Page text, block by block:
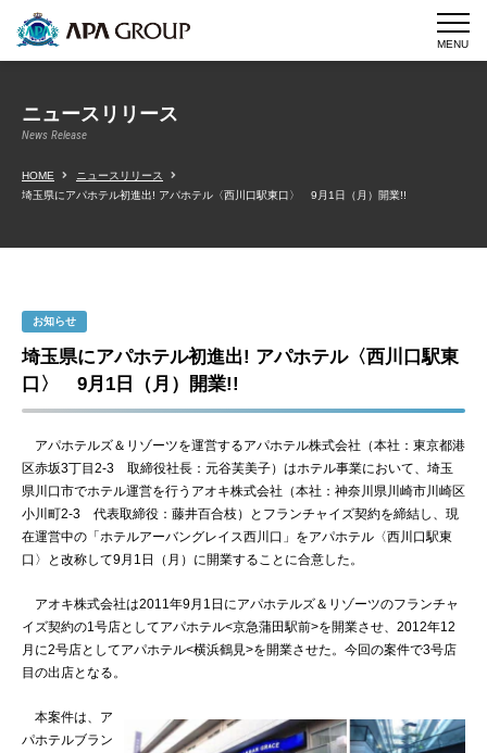
MENU
ニュースリリース
News Release
HOME
ニュースリリース
埼玉県にアパホテル初進出! アパホテル〈西川口駅東口〉 9月1日（月）開業!!
お知らせ
埼玉県にアパホテル初進出! アパホテル〈西川口駅東
口〉 9月1日（月）開業!!
アパホテルズ＆リゾーツを運営するアパホテル株式会社（本社：東京都港
区赤坂3丁目2-3 取締役社長：元谷芙美子）はホテル事業において、埼玉
県川口市でホテル運営を行うアオキ株式会社（本社：神奈川県川崎市川崎区
小川町2-3 代表取締役：藤井百合枝）とフランチャイズ契約を締結し、現
在運営中の「ホテルアーバングレイス西川口」をアパホテル〈西川口駅東
口〉と改称して9月1日（月）に開業することに合意した。
アオキ株式会社は2011年9月1日にアパホテルズ＆リゾーツのフランチャ
イズ契約の1号店としてアパホテル<京急蒲田駅前>を開業させ、2012年12
月に2号店としてアパホテル<横浜鶴見>を開業させた。今回の案件で3号店
目の出店となる。
本案件は、ア
パホテルブラン